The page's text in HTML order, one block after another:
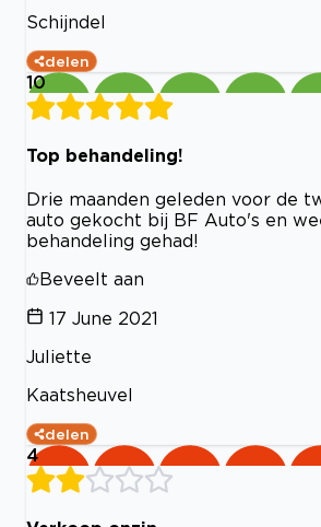
Schijndel
delen
10
Top behandeling!
Drie maanden geleden voor de
auto gekocht bij BF Auto's en
behandeling gehad!
Beveelt aan
17 June 2021
Juliette
Kaatsheuvel
delen
4